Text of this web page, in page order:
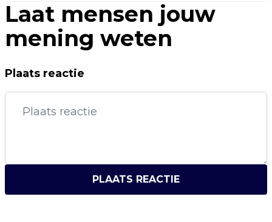
Laat mensen jouw
mening weten
Plaats reactie
PLAATS REACTIE